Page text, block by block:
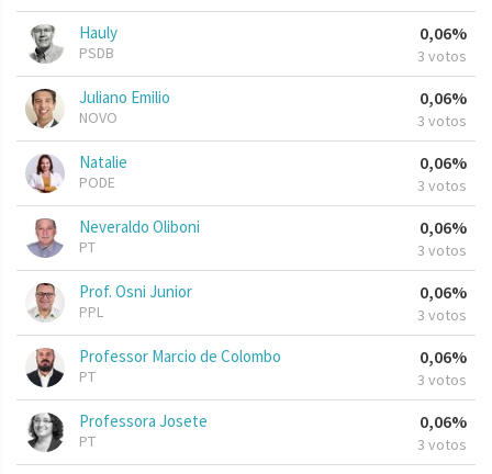
Hauly
PSDB
0,06%
3 votos
Juliano Emilio
NOVO
0,06%
3 votos
Natalie
PODE
0,06%
3 votos
Neveraldo Oliboni
PT
0,06%
3 votos
Prof. Osni Junior
PPL
0,06%
3 votos
Professor Marcio de Colombo
PT
0,06%
3 votos
Professora Josete
PT
0,06%
3 votos